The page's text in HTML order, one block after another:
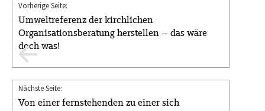
Vorherige Seite:
Umweltreferenz der kirchlichen
Organisationsberatung herstellen – das wäre
doch was!
Nächste Seite:
Von einer fernstehenden zu einer sich